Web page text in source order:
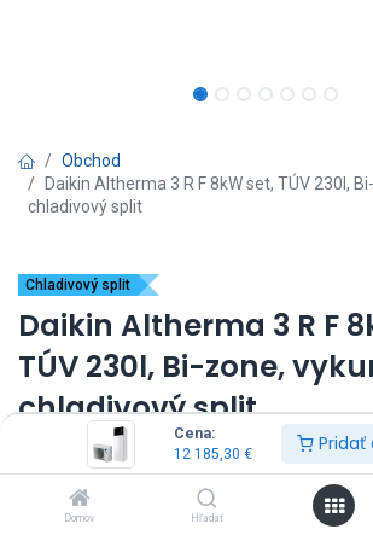
Cena:
12 185,30 € Pridať
Domov Hľadať
Obchod
Daikin Altherma 3 R F 8kW set, TÚV 230l,
chladivový split
Chladivový split
Daikin Altherma 3 R F
TÚV 230l, Bi-zone,
chladivový split
(0 recenzia)
vonkajšia jednotka: ERGA08EVH7
výkon: 8kW